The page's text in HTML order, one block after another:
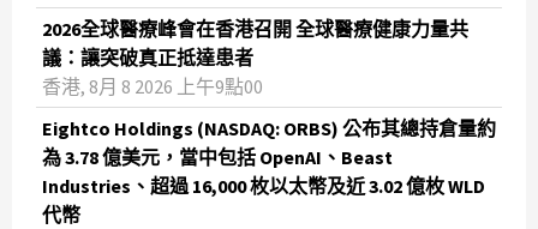
2026全球醫療峰會在香港召開 全球醫療健康力量共
議：讓突破真正抵達患者
香港, 8月 8 2026 上午9點00
Eightco Holdings (NASDAQ: ORBS) 公布其總持倉量約
為 3.78 億美元，當中包括 OpenAI、Beast
Industries、超過 16,000 枚以太幣及近 3.02 億枚 WLD
代幣